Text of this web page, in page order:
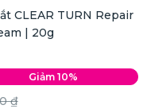
CLEAR TURN Repair
| 20g
Giảm 10%
₫